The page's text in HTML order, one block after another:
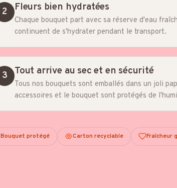
2 Fleurs bien hydratées
Chaque bouquet part avec sa réserve d'eau
continuent de s'hydrater pendant le transport.
3 Tout arrive au sec et en sécurité
Tous nos bouquets sont emballés dans un joli
accessoires et le bouquet sont protégés de
Bouquet protégé Carton recyclable Fraîcheur